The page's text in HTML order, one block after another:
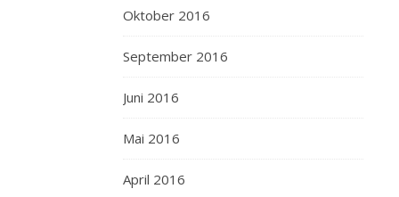
Oktober 2016
September 2016
Juni 2016
Mai 2016
April 2016